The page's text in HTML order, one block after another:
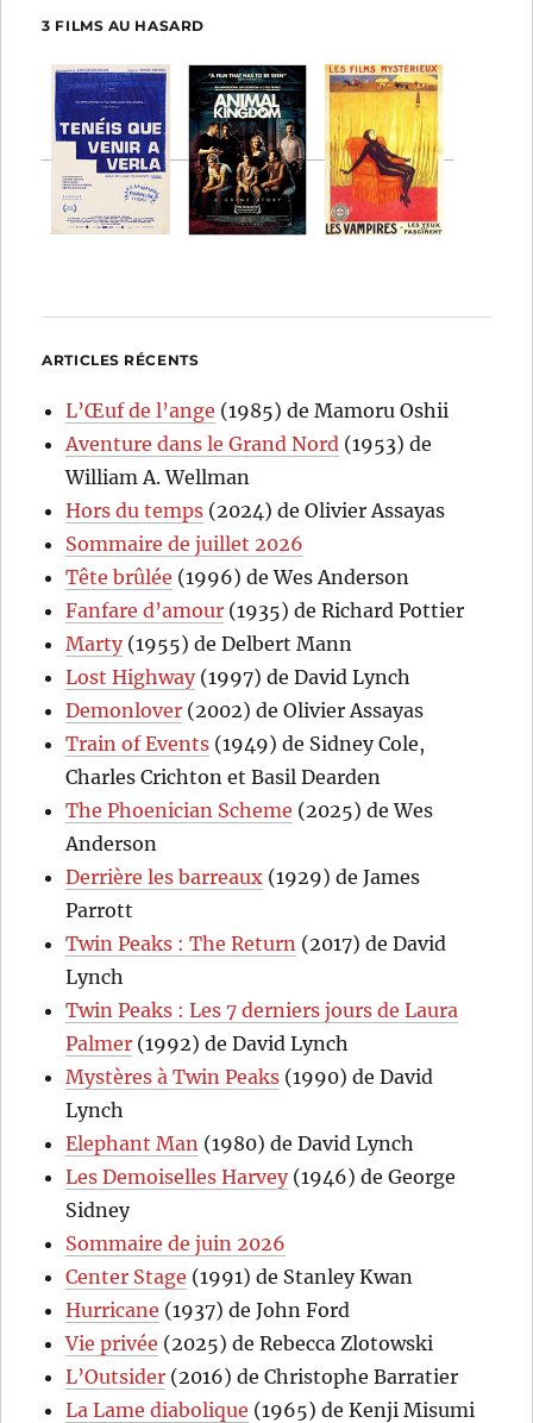
3 FILMS AU HASARD
ARTICLES RÉCENTS
L’Œuf de l’ange (1985) de Mamoru Oshii
Aventure dans le Grand Nord (1953) de
William A. Wellman
Hors du temps (2024) de Olivier Assayas
Sommaire de juillet 2026
Tête brûlée (1996) de Wes Anderson
Fanfare d’amour (1935) de Richard Pottier
Marty(1955) de Delbert Mann
Lost Highway(1997) de David Lynch
Demonlover (2002) de Olivier Assayas
Train of Events (1949) de Sidney Cole,
Charles Crichton et Basil Dearden
The Phoenician Scheme (2025) de Wes
Anderson
Derrière les barreaux (1929) de James
Parrott
Twin Peaks : The Return (2017) de David
Lynch
Twin Peaks : Les 7 derniers jours de Laura
Palmer (1992) de David Lynch
Mystères à Twin Peaks (1990) de David
Lynch
Elephant Man (1980) de David Lynch
Les Demoiselles Harvey(1946) de George
Sidney
Sommaire de juin 2026
Center Stage (1991) de Stanley Kwan
Hurricane (1937) de John Ford
Vie privée (2025) de Rebecca Zlotowski
L’Outsider (2016) de Christophe Barratier
La Lame diabolique (1965) de Kenji Misumi